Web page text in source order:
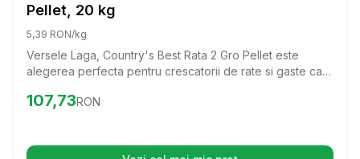
Pellet, 20 kg
5,39 RON/kg
Versele Laga, Country's Best Rata 2 Gro Pellet este
alegerea perfecta pentru crescatorii de rate si gaste care
lor. Cu o formula bogata in nutrienti esentiali, acest furaj
Preț:107.73
107,73RON